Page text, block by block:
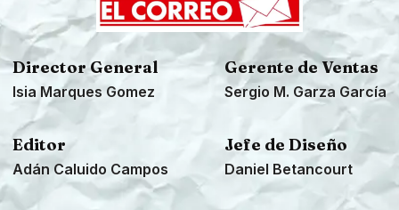
Director General
Isia Marques Gomez
Gerente de Ventas
Sergio M. Garza García
Editor
Adán Caluido Campos
Jefe de Diseño
Daniel Betancourt